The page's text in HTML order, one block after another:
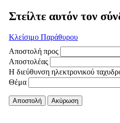
Στείλτε αυτόν τον
Κλείσιμο Παράθυρου
Αποστολή προς
Αποστολέας
Η διεύθυνση ηλεκτρονικού
Θέμα
Αποστολή Ακύρωση